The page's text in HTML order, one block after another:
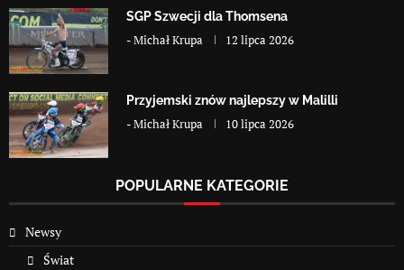
SGP Szwecji dla Thomsena
-Michał Krupa 12 lipca 2026
Przyjemski znów najlepszy w Malilli
-Michał Krupa 10 lipca 2026
POPULARNE KATEGORIE
Newsy
Świat